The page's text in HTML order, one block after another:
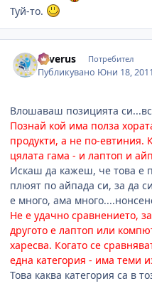
Туй-то.
Severus Потребител
Публикувано Юни 18, 2011
Влошаваш позицията
Познай кой има полза
продукти, а не по-евтиния.
цялата гама - и лаптоп и
Искаш да кажеш, че това е
плюят по айпада си, за да
е много, ама
Не е удачно сравнението,
другото е лаптоп или
харесва. Когато се
една категория - има теми
Това каква категория са в